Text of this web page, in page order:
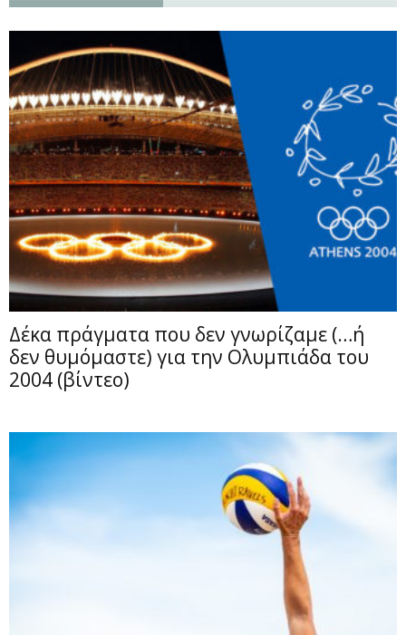
Δέκα πράγματα που δεν γνωρίζαμε (…ή
δεν θυμόμαστε) για την Ολυμπιάδα του
2004 (βίντεο)